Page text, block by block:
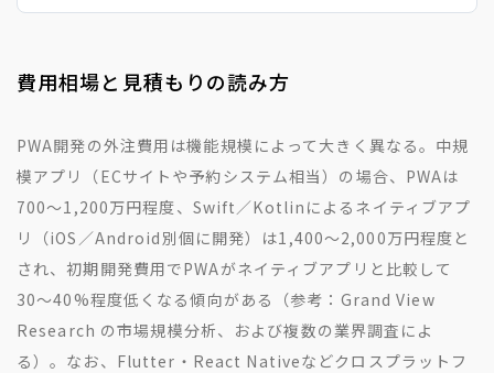
費用相場と見積もりの読み方
PWA開発の外注費用は機能規模によって大きく異なる。中規
模アプリ（ECサイトや予約システム相当）の場合、PWAは
700〜1,200万円程度、Swift／Kotlinによるネイティブアプ
リ（iOS／Android別個に開発）は1,400〜2,000万円程度と
され、初期開発費用でPWAがネイティブアプリと比較して
30〜40%程度低くなる傾向がある（参考：Grand View
Research の市場規模分析、および複数の業界調査によ
る）。なお、Flutter・React Nativeなどクロスプラットフ